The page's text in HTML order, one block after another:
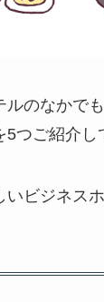
ルのなかで
つご紹介し
いビジネス